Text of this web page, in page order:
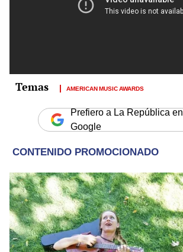
AMERICAN MUSIC AWARDS
Prefiero a La República en
Google